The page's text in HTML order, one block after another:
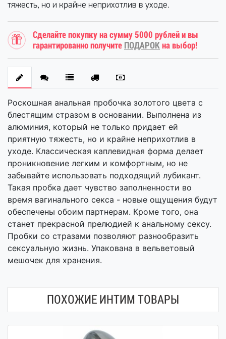
тяжесть, но и крайне неприхотлив в уходе.
Сделайте покупку на сумму 5000 рублей и вы
гарантированно получите ПОДАРОК на выбор!
Роскошная анальная пробочка золотого цвета с
блестящим стразом в основании. Выполнена из
алюминия, который не только придает ей
приятную тяжесть, но и крайне неприхотлив в
уходе. Классическая каплевидная форма делает
проникновение легким и комфортным, но не
забывайте использовать подходящий лубикант.
Такая пробка дает чувство заполненности во
время вагинального секса - новые ощущения будут
обеспечены обоим партнерам. Кроме того, она
станет прекрасной прелюдией к анальному сексу.
Пробки со стразами позволяют разнообразить
сексуальную жизнь. Упакована в вельветовый
мешочек для хранения.
ПОХОЖИЕ ИНТИМ ТОВАРЫ